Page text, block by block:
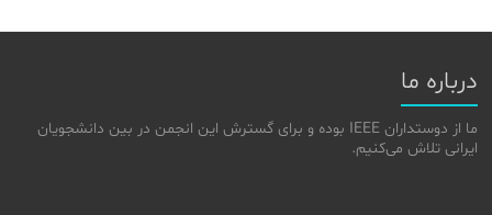
درباره ما
ما از دوستداران IEEE بوده و برای گسترش این انجمن در بین دانشجویان
ایرانی تلاش می‌کنیم.